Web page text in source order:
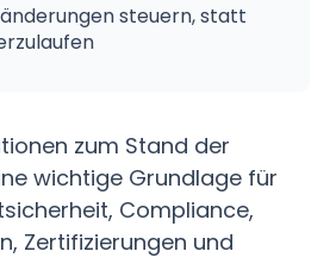
steuern, statt
zum Stand der
wichtige Grundlage für
Compliance,
Zertifizierungen und